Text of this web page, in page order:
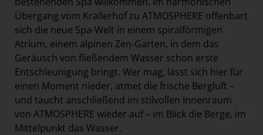
Übergang vom Krallerhof zu ATMOSPHERE offenbart
sich die neue Spa-Welt in einem spiralförmigen
Atrium, einem alpinen Zen-Garten, in dem das
Geräusch von fließendem Wasser schon erste
Entschleunigung bringt. Wer mag, lässt sich hier für
einen Moment nieder, atmet die frische Bergluft –
und taucht anschließend im stilvollen Innenraum
von ATMOSPHERE wieder auf – im Blick die Berge, im
Mittelpunkt das Wasser.